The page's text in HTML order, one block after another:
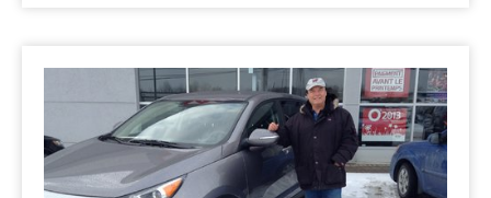
819 564-2196
GRANBY
DRUMMONDVILLE
ESTRIE